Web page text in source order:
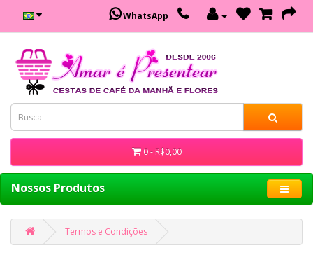
WhatsApp
0 - R$0,00
Nossos Produtos
Termos e Condições